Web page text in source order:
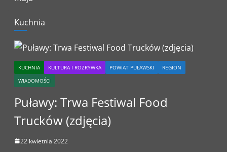
Kuchnia
KUCHNIA KULTURA I ROZRYWKA POWIAT PUŁAWSKI
REGION
WIADOMOŚCI
Puławy: Trwa Festiwal Food
Trucków (zdjęcia)
22 kwietnia 2022